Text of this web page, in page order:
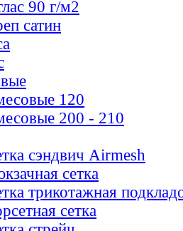
90 г/м2
сатин
120
200 - 210
сэндвич Airmesh
сетка
трикотажная
сетка